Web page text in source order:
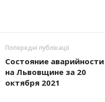
Попередні публікації
Состояние аварийности
на Львовщине за 20
октября 2021